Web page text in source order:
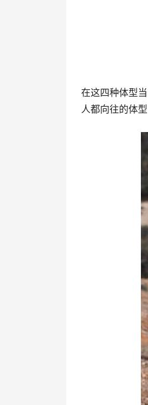
在这四种体型
人都向往的体